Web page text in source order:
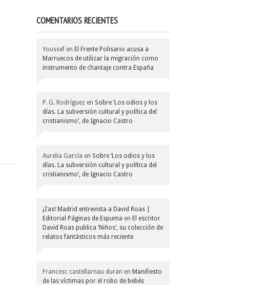
COMENTARIOS RECIENTES
Youssef en El Frente Polisario acusa a
Marruecos de utilizar la migración como
instrumento de chantaje contra España
P. G. Rodríguez en Sobre ‘Los odios y los
días. La subversión cultural y política del
cristianismo’, de Ignacio Castro
Aurelia García en Sobre ‘Los odios y los
días. La subversión cultural y política del
cristianismo’, de Ignacio Castro
¡Zas! Madrid entrevista a David Roas |
Editorial Páginas de Espuma en El escritor
David Roas publica ‘Niños’, su colección de
relatos fantásticos más reciente
Francesc castellarnau duran en Manifiesto
de las víctimas por el robo de bebés